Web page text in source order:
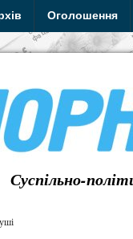
Оголошення
Суспільно-